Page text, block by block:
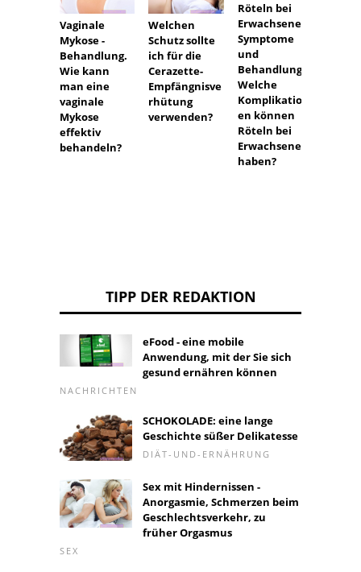
Vaginale
Mykose -
Behandlung.
Wie kann
man eine
vaginale
Mykose
effektiv
behandeln?
Welchen
Schutz sollte
ich für die
Cerazette-
Empfängnisve
rhütung
verwenden?
Röteln bei
Erwachsenen:
Symptome
und
Behandlung.
Welche
Komplikation
en können
Röteln bei
Erwachsenen
haben?
TIPP DER REDAKTION
eFood - eine mobile
Anwendung, mit der Sie sich
gesund ernähren können
NACHRICHTEN
SCHOKOLADE: eine lange
Geschichte süßer Delikatesse
DIÄT-UND-ERNÄHRUNG
Sex mit Hindernissen -
Anorgasmie, Schmerzen beim
Geschlechtsverkehr, zu
früher Orgasmus
SEX